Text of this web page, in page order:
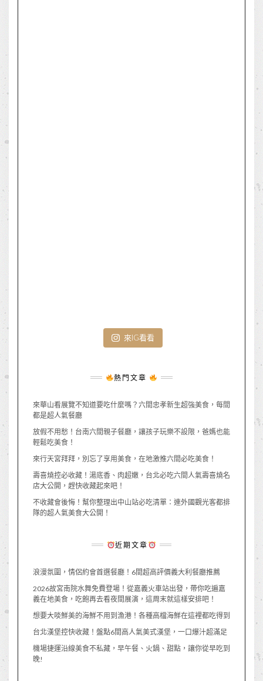
來IG看看
熱門文章
來華山看展覽不知道要吃什麼嗎？六間忠孝新生超強美食，每間
都是超人氣餐廳
放假不用愁！台南六間親子餐廳，讓孩子玩樂不設限，爸媽也能
輕鬆吃美食！
來行天宮拜拜，別忘了享用美食，在地激推六間必吃美食！
壽喜燒控必收藏！湯底香、肉超嫩，台北必吃六間人氣壽喜燒名
店大公開，趕快收藏起來吧！
不收藏會後悔！幫你整理出中山站必吃清單：連外國觀光客都排
隊的超人氣美食大公開！
近期文章
浪漫氛圍，情侶約會首選餐廳！6間超高評價義大利餐廳推薦
2026故宮南院水舞免費登場！從嘉義火車站出發，帶你吃遍嘉
義在地美食，吃飽再去看夜間展演，這周末就這樣安排吧！
想要大啖鮮美的海鮮不用到漁港！各種高檔海鮮在這裡都吃得到
台北漢堡控快收藏！盤點6間高人氣美式漢堡，一口爆汁超滿足
機場捷運沿線美食不私藏，早午餐、火鍋、甜點，讓你從早吃到
晚!